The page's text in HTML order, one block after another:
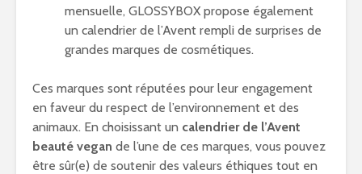
mensuelle, GLOSSYBOX propose également
un calendrier de l’Avent rempli de surprises de
grandes marques de cosmétiques.
Ces marques sont réputées pour leur engagement
en faveur du respect de l’environnement et des
animaux. En choisissant un calendrier de l’Avent
beauté vegan de l’une de ces marques, vous pouvez
être sûr(e) de soutenir des valeurs éthiques tout en